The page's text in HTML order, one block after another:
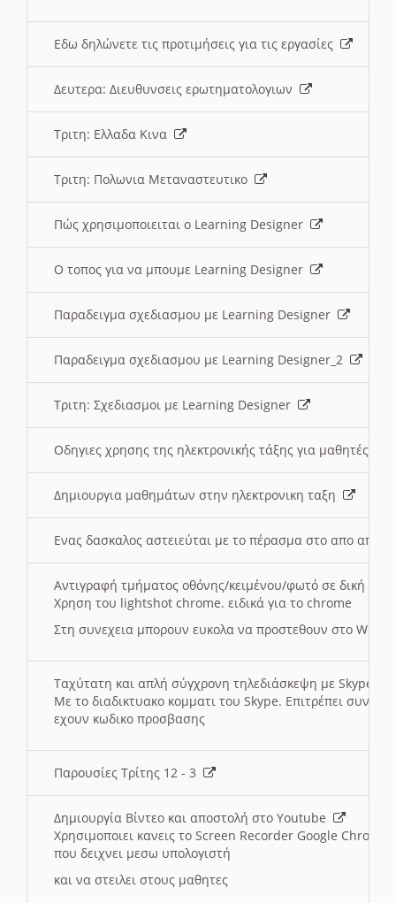
Εδω δηλώνετε τις προτιμήσεις για τις εργασίες
Δευτερα: Διευθυνσεις ερωτηματολογιων
Τριτη: Ελλαδα Κινα
Τριτη: Πολωνια Μεταναστευτικο
Πώς χρησιμοποιειται ο Learning Designer
O τοπος για να μπουμε Learning Designer
Παραδειγμα σχεδιασμου με Learning Designer
Παραδειγμα σχεδιασμου με Learning Designer_2
Τριτη: Σχεδιασμοι με Learning Designer
Οδηγιες χρησης της ηλεκτρονικής τάξης για μαθητές
Δημιουργια μαθημάτων στην ηλεκτρονικη ταξη
Ενας δασκαλος αστειεύται με το πέρασμα στο απο
Αντιγραφή τμήματος οθόνης/κειμένου/φωτό σε δική
Χρηση του lightshot chrome. ειδικά για το chrome
Στη συνεχεια μπορουν ευκολα να προστεθουν στο Word
Ταχύτατη και απλή σύγχρονη τηλεδιάσκεψη με Skype
Με το διαδικτυακο κομματι του Skype. Επιτρέπει
εχουν κωδικο προσβασης
Παρουσίες Τρίτης 12 - 3
Δημιουργία Βίντεο και αποστολή στο Youtube
Χρησιμοποιει κανεις το Screen Recorder Google Chrome
που δειχνει μεσω υπολογιστή
και να στειλει στους μαθητες